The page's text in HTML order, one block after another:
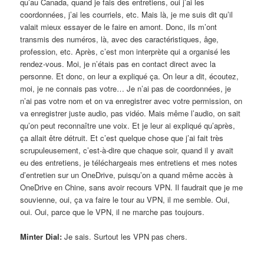
coordonnées, j’ai les courriels, etc. Mais là, je me suis dit qu’il
valait mieux essayer de le faire en amont. Donc, ils m’ont
transmis des numéros, là, avec des caractéristiques, âge,
profession, etc. Après, c’est mon interprète qui a organisé les
rendez-vous. Moi, je n’étais pas en contact direct avec la
personne. Et donc, on leur a expliqué ça. On leur a dit, écoutez,
moi, je ne connais pas votre… Je n’ai pas de coordonnées, je
n’ai pas votre nom et on va enregistrer avec votre permission, on
va enregistrer juste audio, pas vidéo. Mais même l’audio, on sait
qu’on peut reconnaître une voix. Et je leur ai expliqué qu’après,
ça allait être détruit. Et c’est quelque chose que j’ai fait très
scrupuleusement, c’est-à-dire que chaque soir, quand il y avait
eu des entretiens, je téléchargeais mes entretiens et mes notes
d’entretien sur un OneDrive, puisqu’on a quand même accès à
OneDrive en Chine, sans avoir recours VPN. Il faudrait que je me
souvienne, oui, ça va faire le tour au VPN, il me semble. Oui,
oui. Oui, parce que le VPN, il ne marche pas toujours.
Minter Dial:Je sais. Surtout les VPN pas chers.